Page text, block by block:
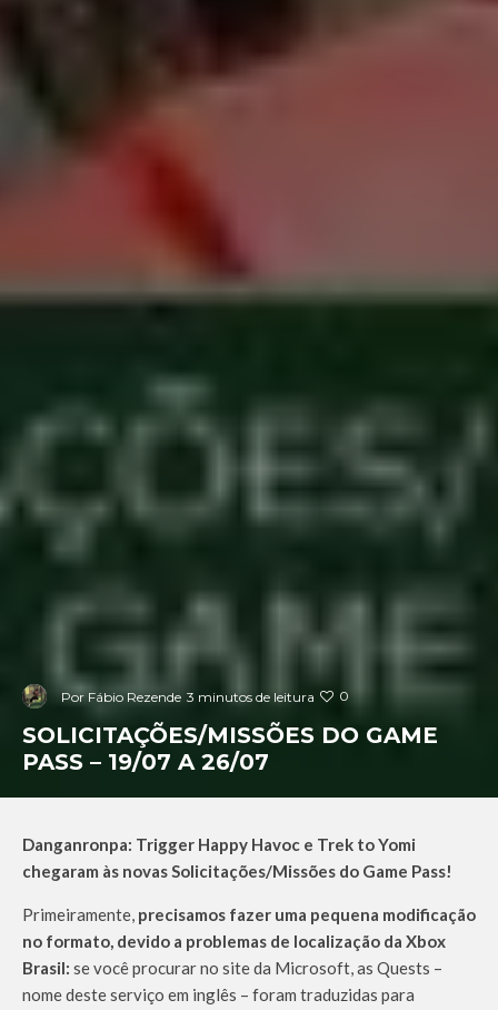
Por Fábio Rezende 3 minutos de leitura 0
SOLICITAÇÕES/MISSÕES DO GAME
PASS – 19/07 A 26/07
Danganronpa: Trigger Happy Havoc e Trek to Yomi
chegaram às novas Solicitações/Missões do Game Pass!
Primeiramente, precisamos fazer uma pequena modificação
no formato, devido a problemas de localização da Xbox
Brasil: se você procurar no site da Microsoft, as Quests –
nome deste serviço em inglês – foram traduzidas para